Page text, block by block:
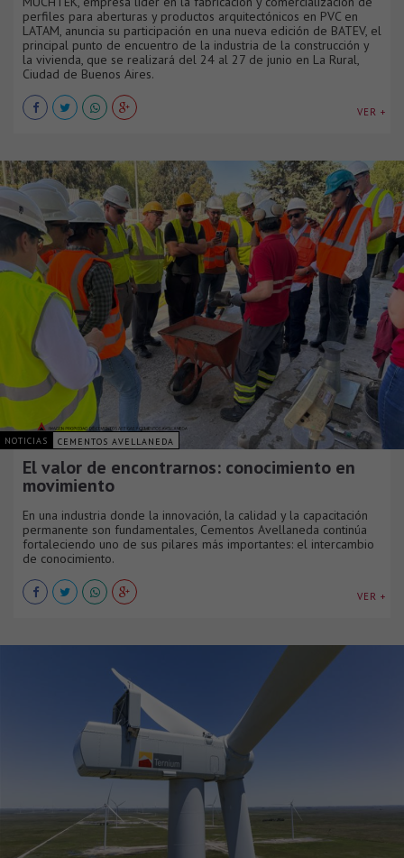
perfiles para aberturas y productos arquitectónicos en PVC en
LATAM, anuncia su participación en una nueva edición de BATEV, el
principal punto de encuentro de la industria de la construcción y
la vivienda, que se realizará del 24 al 27 de junio en La Rural,
Ciudad de Buenos Aires.
VER +
NOTICIAS CEMENTOS AVELLANEDA
El valor de encontrarnos: conocimiento en
movimiento
En una industria donde la innovación, la calidad y la capacitación
permanente son fundamentales, Cementos Avellaneda continúa
fortaleciendo uno de sus pilares más importantes: el intercambio
de conocimiento.
VER +